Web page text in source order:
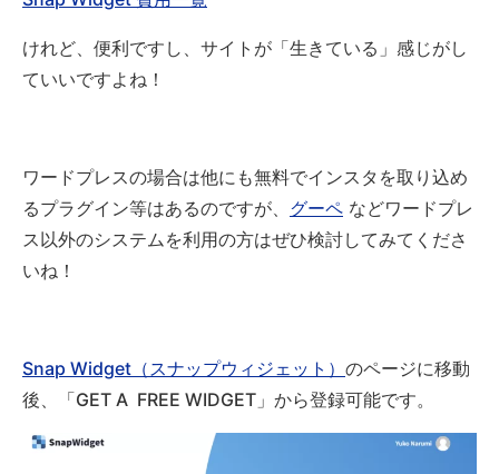
けれど、便利ですし、サイトが「生きている」感じがし
ていいですよね！
ワードプレスの場合は他にも無料でインスタを取り込め
るプラグイン等はあるのですが、 グーペ などワードプレ
ス以外のシステムを利用の方はぜひ検討してみてくださ
いね！
Snap Widget（スナップウィジェット） のページに移動
後、「GET A FREE WIDGET」から登録可能です。